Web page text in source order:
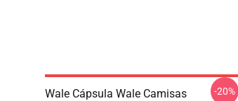
Wale Cápsula Wale Camisas -20%